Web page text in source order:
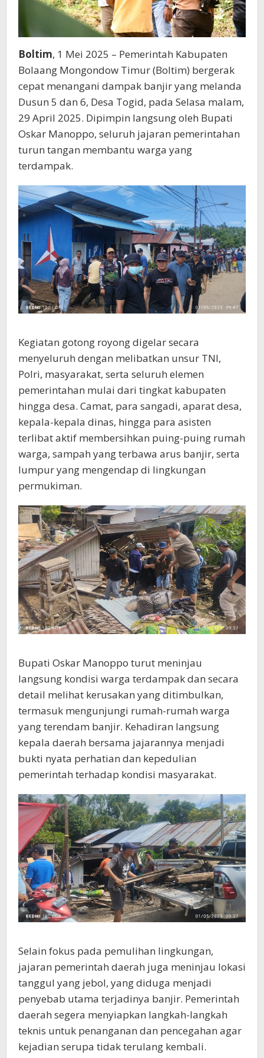
Boltim, 1 Mei 2025 – Pemerintah Kabupaten
Bolaang Mongondow Timur (Boltim) bergerak
cepat menangani dampak banjir yang melanda
Dusun 5 dan 6, Desa Togid, pada Selasa malam,
29 April 2025. Dipimpin langsung oleh Bupati
Oskar Manoppo, seluruh jajaran pemerintahan
turun tangan membantu warga yang
terdampak.
Kegiatan gotong royong digelar secara
menyeluruh dengan melibatkan unsur TNI,
Polri, masyarakat, serta seluruh elemen
pemerintahan mulai dari tingkat kabupaten
hingga desa. Camat, para sangadi, aparat desa,
kepala-kepala dinas, hingga para asisten
terlibat aktif membersihkan puing-puing rumah
warga, sampah yang terbawa arus banjir, serta
lumpur yang mengendap di lingkungan
permukiman.
Bupati Oskar Manoppo turut meninjau
langsung kondisi warga terdampak dan secara
detail melihat kerusakan yang ditimbulkan,
termasuk mengunjungi rumah-rumah warga
yang terendam banjir. Kehadiran langsung
kepala daerah bersama jajarannya menjadi
bukti nyata perhatian dan kepedulian
pemerintah terhadap kondisi masyarakat.
Selain fokus pada pemulihan lingkungan,
jajaran pemerintah daerah juga meninjau lokasi
tanggul yang jebol, yang diduga menjadi
penyebab utama terjadinya banjir. Pemerintah
daerah segera menyiapkan langkah-langkah
teknis untuk penanganan dan pencegahan agar
kejadian serupa tidak terulang kembali.